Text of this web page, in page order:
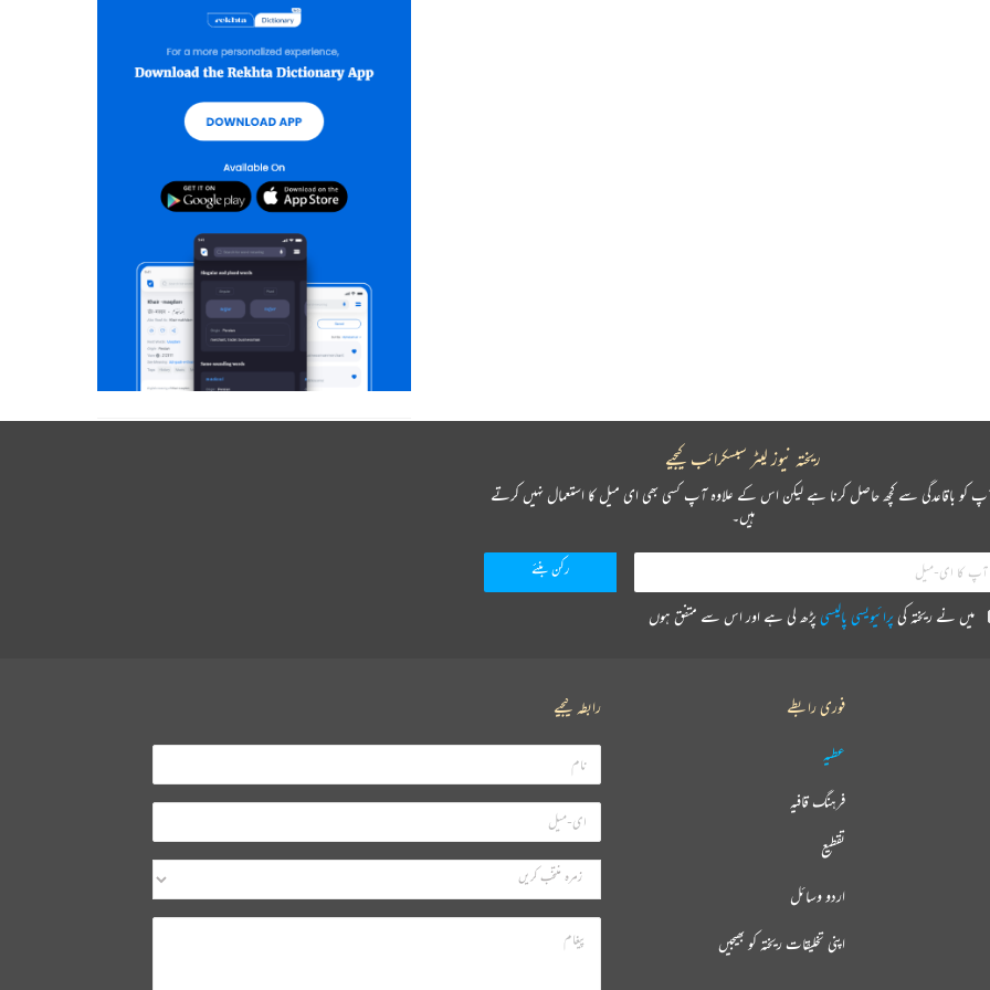
ریختہ نیوز لیٹر سبسکرائب کیجیے
کو باقاعدگی سے کچھ حاصل کرنا ہے لیکن اس کے علاوہ آپ کسی بھی ای میل کا استعمال نہیں کرتے
ہیں۔
میں نے ریختہ کی پرائیویسی پالیسی پڑھ لی ہے اور اس سے متفق ہوں
فوری رابطے
عطیہ
فرہنگ قافیہ
تقطیع
اردو وسائل
اپنی تخلیقات ریختہ کو بھیجیں
رابطہ کیجیے